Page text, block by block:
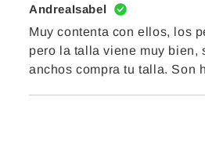
AndreaIsabel
Muy contenta con ellos, los
pero la talla viene muy bien,
anchos compra tu talla. Son